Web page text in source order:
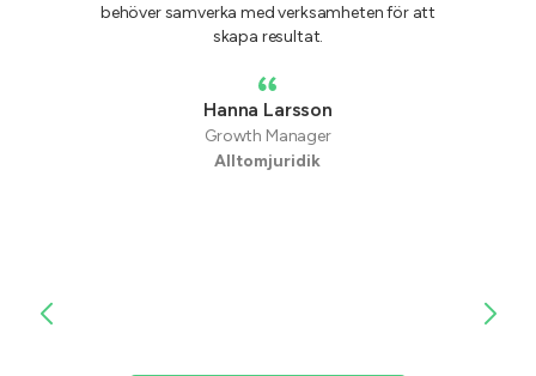
behöver samverka med verksamheten för att
skapa resultat.
Hanna Larsson
Growth Manager
Alltomjuridik